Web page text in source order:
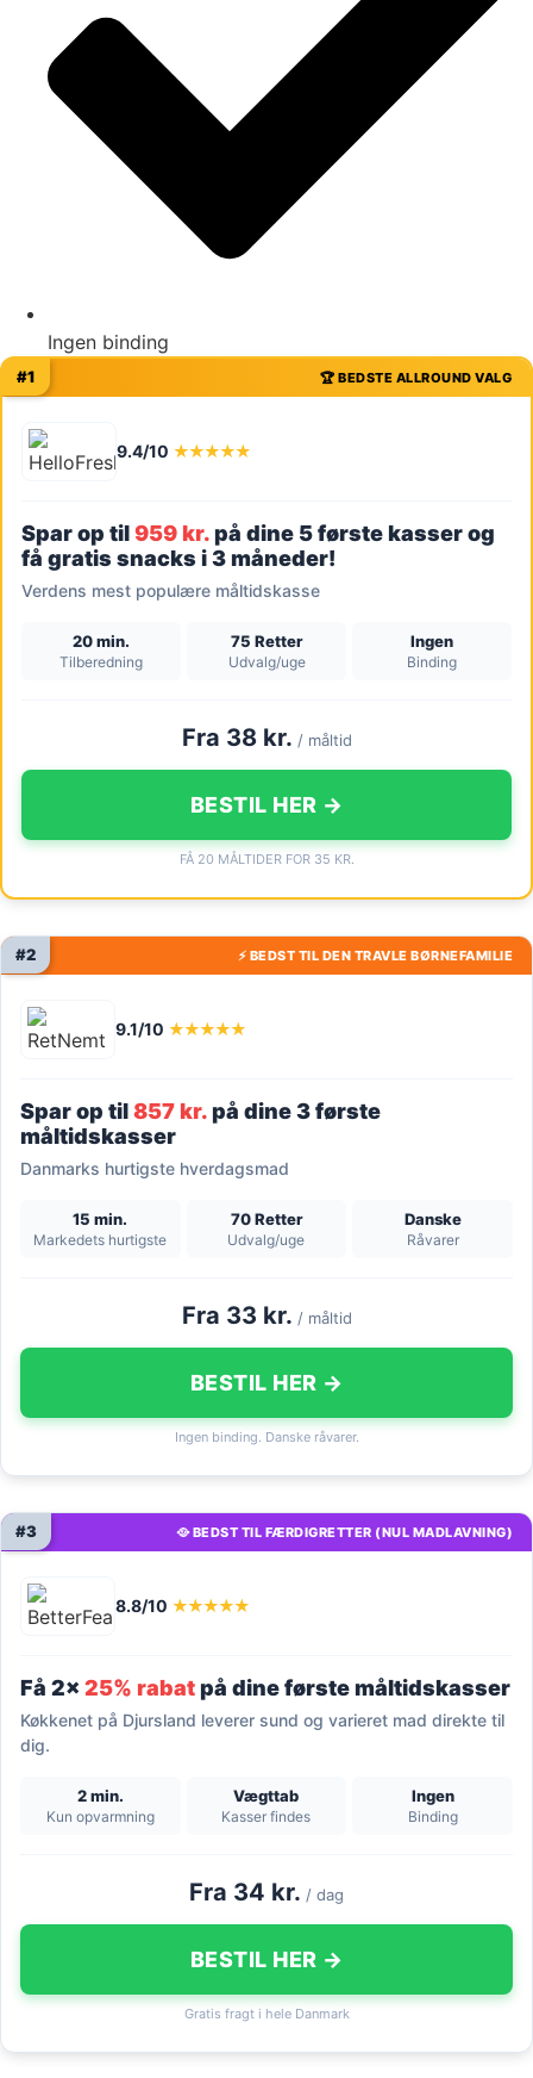
Ingen binding
🏆 BEDSTE ALLROUND VALG
#1
9.4/10 ★★★★★
Spar op til959 kr.på dine 5 første kasser og
få gratis snacks i 3 måneder!
Verdens mest populære måltidskasse
20 min.
Tilberedning
75 Retter
Udvalg/uge
Ingen
Binding
Fra 38 kr. / måltid
BESTIL HER →
FÅ 20 MÅLTIDER FOR 35 KR.
⚡ BEDST TIL DEN TRAVLE BØRNEFAMILIE
#2
9.1/10 ★★★★★
Spar op til857 kr.på dine 3 første
måltidskasser
Danmarks hurtigste hverdagsmad
15 min.
Markedets hurtigste
70 Retter
Udvalg/uge
Danske
Råvarer
Fra 33 kr. / måltid
BESTIL HER →
Ingen binding. Danske råvarer.
🥘 BEDST TIL FÆRDIGRETTER (NUL MADLAVNING)
#3
8.8/10 ★★★★★
Få 2x 25% rabatpå dine første måltidskasser
Køkkenet på Djursland leverer sund og varieret mad direkte til
dig.
2 min.
Kun opvarmning
Vægttab
Kasser findes
Ingen
Binding
Fra 34 kr. / dag
BESTIL HER →
Gratis fragt i hele Danmark